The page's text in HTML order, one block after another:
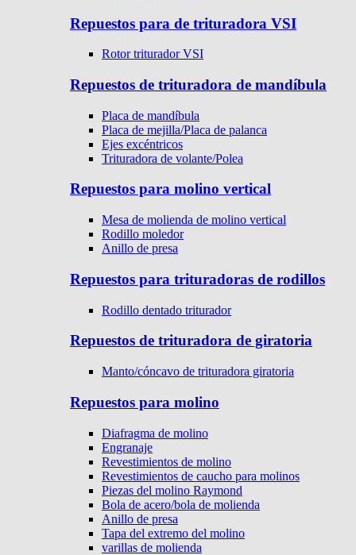
Repuestos para de trituradora VSI
Rotor triturador VSI
Repuestos de trituradora de mandíbula
Placa de mandíbula
Placa de mejilla/Placa de palanca
Ejes excéntricos
Trituradora de volante/Polea
Repuestos para molino vertical
Mesa de molienda de molino vertical
Rodillo moledor
Anillo de presa
Repuestos para trituradoras de rodillos
Rodillo dentado triturador
Repuestos de trituradora de giratoria
Manto/cóncavo de trituradora giratoria
Repuestos para molino
Diafragma de molino
Engranaje
Revestimientos de molino
Revestimientos de caucho para molinos
Piezas del molino Raymond
Bola de acero/bola de molienda
Anillo de presa
Tapa del extremo del molino
varillas de molienda